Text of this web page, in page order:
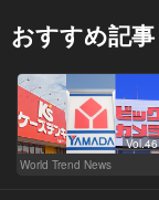
おすすめ記事
Vol.46
World Trend News